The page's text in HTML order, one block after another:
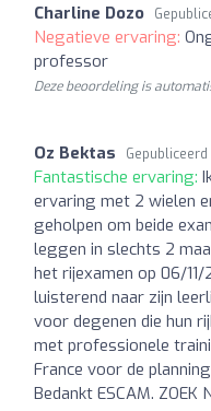
Charline Dozo
Negatieve ervaring:
professor
Deze beoordeling is
Oz Bektas Gepubliceerd
Fantastische ervaring:
ervaring met 2 wielen
geholpen om beide
leggen in slechts 2
het rijexamen op 06/
luisterend naar zijn
voor degenen die hun
met professionele
France voor de
Bedankt ESCAM. ZOEK